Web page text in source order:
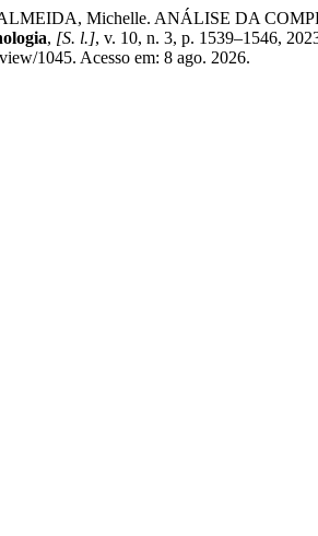
Michelle. ANÁLISE DA
, [S. l.], v. 10, n. 3, p. 1539–1546,
1045. Acesso em: 8 ago. 2026.